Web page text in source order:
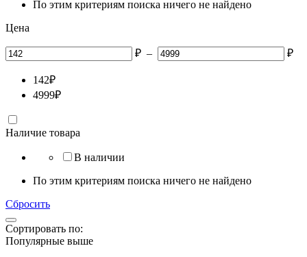
По этим критериям поиска ничего не найдено
Цена
₽ – ₽
142₽
4999₽
Наличие товара
В наличии
По этим критериям поиска ничего не найдено
Сбросить
Сортировать по:
Популярные выше